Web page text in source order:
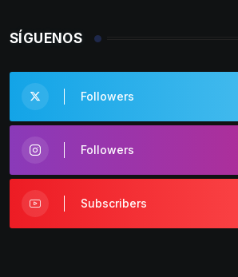
SÍGUENOS
Followers
Followers
Subscribers